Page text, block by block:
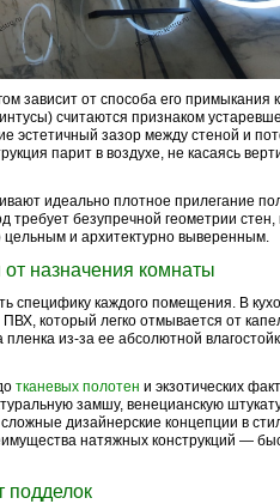
зависит от способа его примыкания
считаются признаком
зазор между стеной и
парит в воздухе, не касаясь
идеально плотное прилегание
требует безупречной геометрии стен,
и архитектурно выверенным.
назначения комнаты
специфику каждого помещения. В
который легко отмывается от
из-за ее абсолютной
тканевых полотен и экзотических
замшу, венецианскую
дизайнерские концепции в
натяжных конструкций —
подделок